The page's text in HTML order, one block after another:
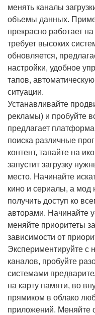
менять каналы
объемы данных.
прекрасно работает
требует высоких
обновляется,
настройки, удобное
тапов,
ситуации.
Устанавливайте
рекламы) и пробуйте
предлагает
поиска различные
контент, тапайте на
запустит загрузку
место. Начинайте
кино и сериалы, а мод
получить доступ ко
авторами. Начинайте
меняйте приоритеты
зависимости от
Экспериментируйте с
каналов, пробуйте
системами
на карту памяти, во
прямиком в облако
приложений. Меняйте